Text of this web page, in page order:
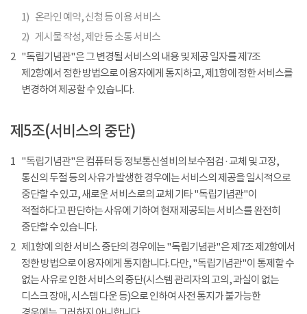
1) 온라인 예약, 신청 등 이용 서비스
2) 게시물 작성, 제안 등 소통 서비스
2 "독립기념관"은 그 변경될 서비스의 내용 및 제공 일자를 제7조
제2항에서 정한 방법으로 이용자에게 통지하고, 제1항에 정한 서비스를
변경하여 제공할 수 있습니다.
제5조(서비스의 중단)
1 "독립기념관"은 컴퓨터 등 정보통신설비의 보수점검 · 교체 및 고장,
통신의 두절 등의 사유가 발생한 경우에는 서비스의 제공을 일시적으로
중단할 수 있고, 새로운 서비스로의 교체 기타 "독립기념관"이
적절하다고 판단하는 사유에 기하여 현재 제공되는 서비스를 완전히
중단할 수 있습니다.
2 제1항에 의한 서비스 중단의 경우에는 "독립기념관"은 제7조 제2항에서
정한 방법으로 이용자에게 통지합니다. 다만, "독립기념관"이 통제할 수
없는 사유로 인한 서비스의 중단(시스템 관리자의 고의, 과실이 없는
디스크 장애, 시스템 다운 등)으로 인하여 사전 통지가 불가능한